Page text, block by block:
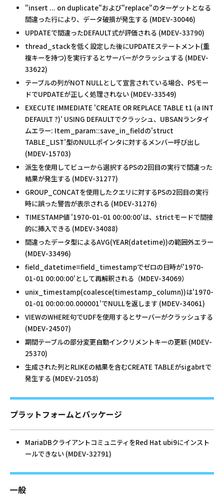
"insert ... on duplicate"および"replace"のターゲットとなる
間違った行により、データ破損が発生する (MDEV-30046)
UPDATEで間違ったDEFAULT式が評価される (MDEV-33790)
thread_stackを低く設定した後にUPDATEステートメント(重
複キーを持つ)を実行するとサーバーがクラッシュする (MDEV-
33622)
テーブルの列がNOT NULLとして宣言されている場合、PSモー
ドでUPDATEが正しく処理されない (MDEV-33549)
EXECUTE IMMEDIATE 'CREATE OR REPLACE TABLE t1 (a INT
DEFAULT ?)' USING DEFAULTでクラッシュ、UBSANランタイ
ムエラー: Item_param::save_in_fieldの'struct
TABLE_LIST'型のNULLポインタに対するメンバー呼び出し
(MDEV-15703)
派生を使用してビューから選択するPSの2回目の実行で間違った
結果が発生する (MDEV-31277)
GROUP_CONCATを使用したクエリに対するPSの2回目の実行
時に誤った警告が表示される (MDEV-31276)
TIMESTAMP値 '1970-01-01 00:00:00'は、strictモードで間接
的に挿入できる (MDEV-34088)
間違ったデータ型によるAVG(YEAR(datetime))の範囲外エラー
(MDEV-33496)
field_datetime=field_timestampでゼロの日時が'1970-
01-01 00:00:00'として再解釈される（MDEV-34069）
unix_timestamp(coalesce(timestamp_column))は'1970-
01-01 00:00:00.000001'でNULLを返します (MDEV-34061)
VIEWのWHERE句でUDFを使用するとサーバーがクラッシュする
(MDEV-24507)
期間テーブルの部分変更自動インクリメントキーの更新 (MDEV-
25370)
生成された列とRLIKEの結果を含むCREATE TABLEがsigabrtで
発生する (MDEV-21058)
プラットフォームとパッケージ
MariaDBクライアントコミュニティをRed Hat ubi9にインスト
ールできない (MDEV-32791)
一般